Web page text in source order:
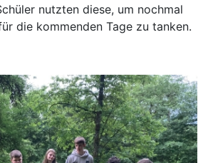
nutzten diese, um nochmal
die kommenden Tage zu tanken.